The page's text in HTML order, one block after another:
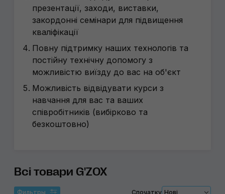
презентації, заходи, виставки,
закордонні семінари для підвищення
кваліфікації
Повну підтримку наших технологів та
постійну технічну допомогу з
можливістю виїзду до вас на об'єкт
Можливість відвідувати курси з
навчання для вас та ваших
співробітників (вибірково та
безкоштовно)
Всі товари G'ZOX
Фильтры Спочатку Нові